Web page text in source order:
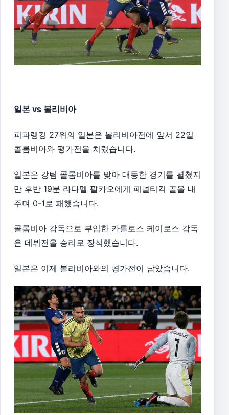
일본 vs 볼리비아
피파랭킹 27위의 일본은 볼리비아전에 앞서 22일
콜롬비아와 평가전을 치렀습니다.
일본은 강팀 콜롬비아를 맞아 대등한 경기를 펼쳤지
만 후반 19분 라다멜 팔카오에게 페널티킥 골을 내
주며 0-1로 패했습니다.
콜롬비아 감독으로 부임한 카를로스 케이로스 감독
은 데뷔전을 승리로 장식했습니다.
일본은 이제 볼리비아와의 평가전이 남았습니다.